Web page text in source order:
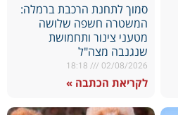
סמוך לתחנת הרכבת ברמלה:
המשטרה חשפה שלושה
מטעני צינור ותחמושת
שנגנבה מצה"ל
02/08/2026
לקריאת הכתבה »